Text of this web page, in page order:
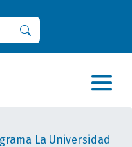
La Universidad